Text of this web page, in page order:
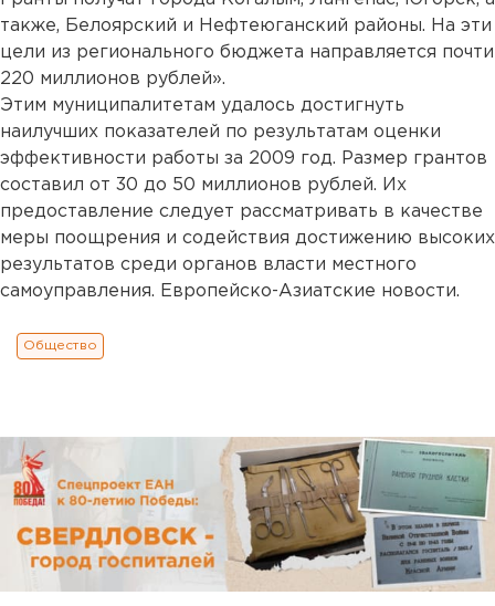
также, Белоярский и Нефтеюганский районы. На эти
цели из регионального бюджета направляется почти
220 миллионов рублей».
Этим муниципалитетам удалось достигнуть
наилучших показателей по результатам оценки
эффективности работы за 2009 год. Размер грантов
составил от 30 до 50 миллионов рублей. Их
предоставление следует рассматривать в качестве
меры поощрения и содействия достижению высоких
результатов среди органов власти местного
самоуправления. Европейско-Азиатские новости.
Общество